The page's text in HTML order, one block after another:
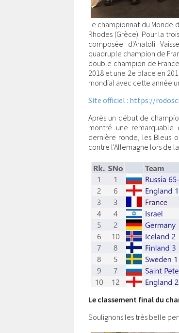
Le championnat du Monde
Rhodes (Grèce). Pour la
composée d'Anatoli
quadruple champion de
double champion de
2018 et une 2e place en
mondial avec cette année
Site officiel : https://
Après un début de
montré une remarquable
dernière ronde, les Bleus
contre l'Allemagne lors de
Le classement final du
Soulignons les très belle